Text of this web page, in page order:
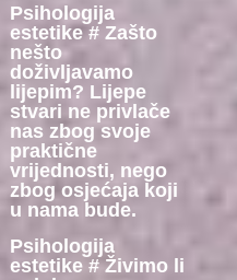
Psihologija
estetike # Zašto
nešto
doživljavamo
lijepim? Lijepe
stvari ne privlače
nas zbog svoje
praktične
vrijednosti, nego
zbog osjećaja koji
u nama bude.
Psihologija
estetike # Živimo li